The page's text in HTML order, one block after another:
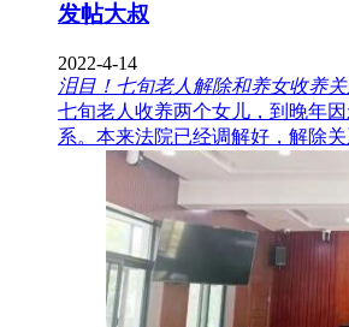
发帖大叔
2022-4-14
泪目！七旬老人解除和养女收养
七旬老人收养两个女儿，到晚年
系。本来法院已经调解好，解除